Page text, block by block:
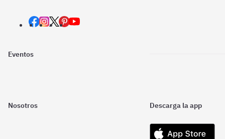
Eventos
Nosotros Descarga la app